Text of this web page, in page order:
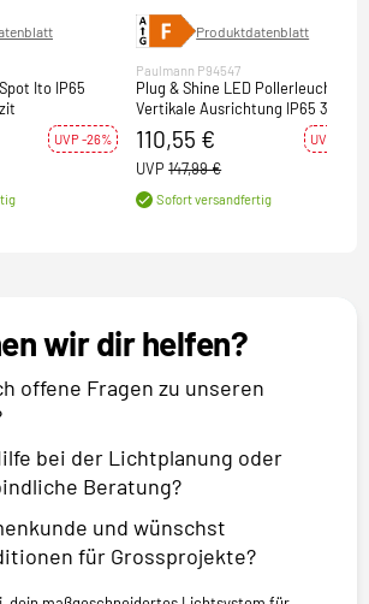
Ito IP65
UVP -26%
Produktdatenblatt
Paulmann P94547
Plug & Shine LED Pollerleuchte Ito
Vertikale Ausrichtung IP65 3000K
6W Anthrazit
110,55 € UVP -25%
UVP 147,99 €
Sofort versandfertig
wir dir helfen?
offene Fragen zu unseren
bei der Lichtplanung oder
Beratung?
und wünschst
für Grossprojekte?